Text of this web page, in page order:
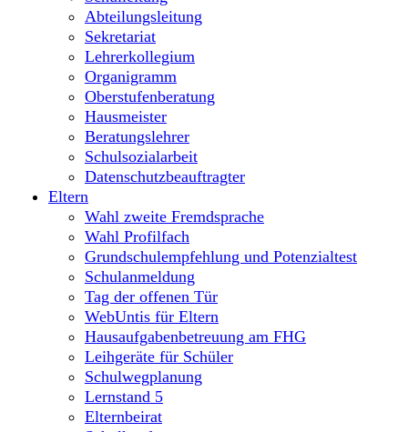
Abteilungsleitung
Sekretariat
Lehrerkollegium
Organigramm
Oberstufenberatung
Hausmeister
Beratungslehrer
Schulsozialarbeit
Datenschutzbeauftragter
Eltern
Wahl zweite Fremdsprache
Wahl Profilfach
Grundschulempfehlung und Potenzialtest
Schulanmeldung
Tag der offenen Tür
WebUntis für Eltern
Hausaufgabenbetreuung am FHG
Leihgeräte für Schüler
Schulwegplanung
Lernstand 5
Elternbeirat